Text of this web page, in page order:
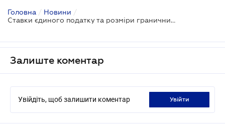
Головна / Новини /
Ставки єдиного податку та розміри граничних доходів для ФОП-єдинників у 2025 році
Залиште коментар
Увійдіть, щоб залишити коментар увійти